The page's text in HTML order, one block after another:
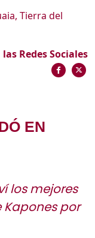
Tierra del
Redes Sociales
EN
los mejores
por